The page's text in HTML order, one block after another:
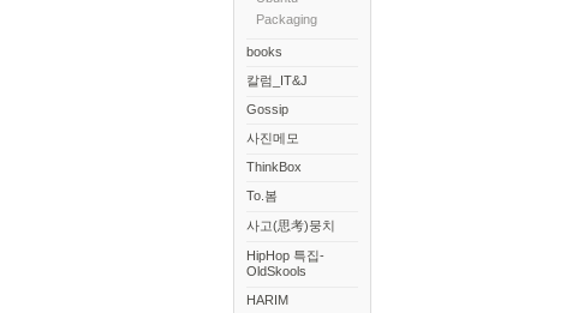
Packaging
books
칼럼_IT&J
Gossip
사진메모
ThinkBox
To.봄
사고(思考)뭉치
HipHop 특집-
OldSkools
HARIM